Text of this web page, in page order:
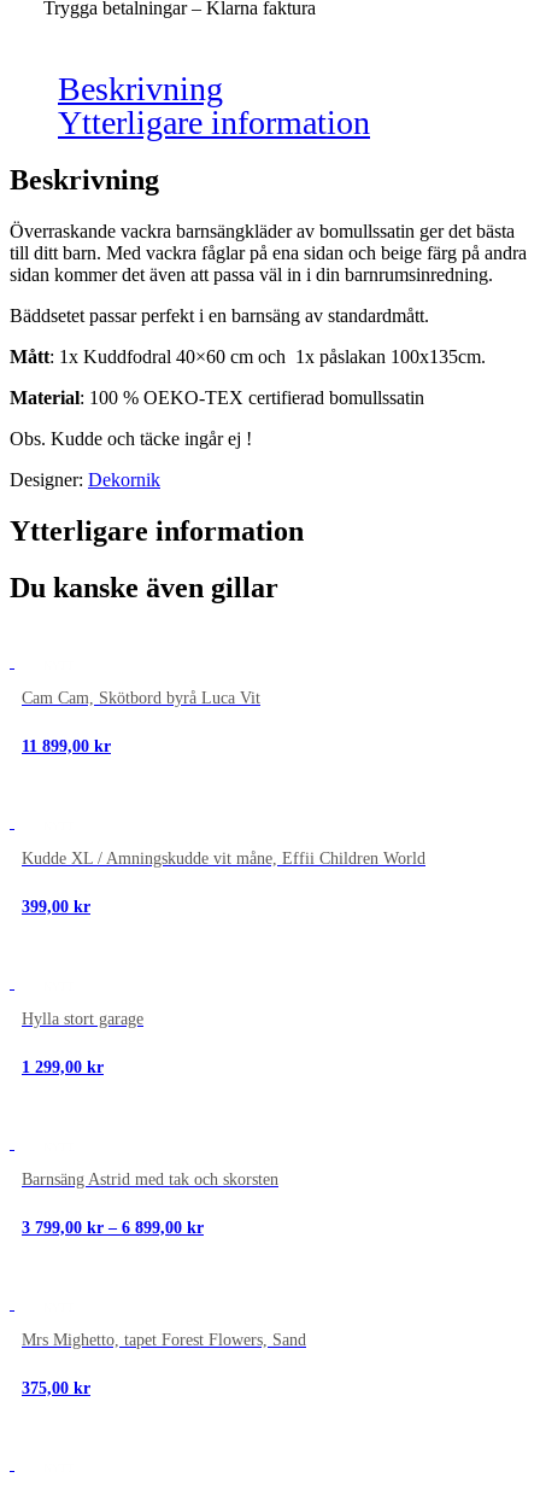
Trygga betalningar – Klarna faktura
Beskrivning
Ytterligare information
Beskrivning
Överraskande vackra barnsängkläder av bomullssatin ger det bästa
till ditt barn. Med vackra fåglar på ena sidan och beige färg på andra
sidan kommer det även att passa väl in i din barnrumsinredning.
Bäddsetet passar perfekt i en barnsäng av standardmått.
Mått: 1x Kuddfodral 40×60 cm och 1x påslakan 100x135cm.
Material: 100 % OEKO-TEX certifierad bomullssatin
Obs. Kudde och täcke ingår ej !
Designer: Dekornik
Ytterligare information
Du kanske även gillar
Cam Cam, Skötbord byrå Luca Vit
11 899,00 kr
Kudde XL / Amningskudde vit måne, Effii Children World
399,00 kr
Hylla stort garage
1 299,00 kr
Barnsäng Astrid med tak och skorsten
3 799,00 kr – 6 899,00 krPrisintervall:
Mrs Mighetto, tapet Forest Flowers, Sand
375,00 kr